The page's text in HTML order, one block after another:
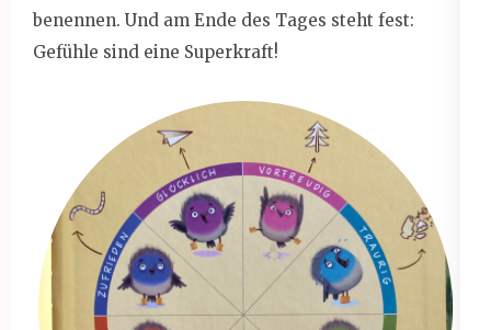
benennen. Und am Ende des Tages steht fest:
Gefühle sind eine Superkraft!